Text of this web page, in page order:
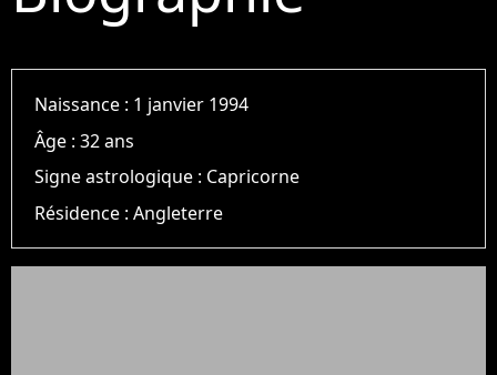
Naissance : 1 janvier 1994
Âge :32 ans
Signe astrologique : Capricorne
Résidence :Angleterre